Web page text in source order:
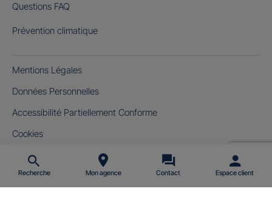
Recherche Mon agence Contact Espace client
Questions FAQ
Prévention climatique
Mentions Légales
Données Personnelles
Accessibilité Partiellement Conforme
Cookies
Gérer mes cookies